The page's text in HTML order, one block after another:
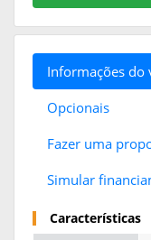
Informações do
Opcionais
Fazer uma
Simular
Características